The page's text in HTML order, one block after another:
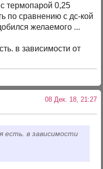
термопарой 0,25
по сравнению с дс-кой
желаемого ...
в зависимости от
08 Дек. 18, 21:27
есть. в зависимости